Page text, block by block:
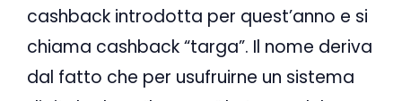
cashback introdotta per quest’anno e si
chiama cashback “targa”. Il nome deriva
dal fatto che per usufruirne un sistema